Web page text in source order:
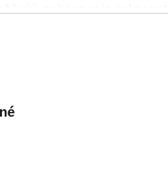
keby sme mohli